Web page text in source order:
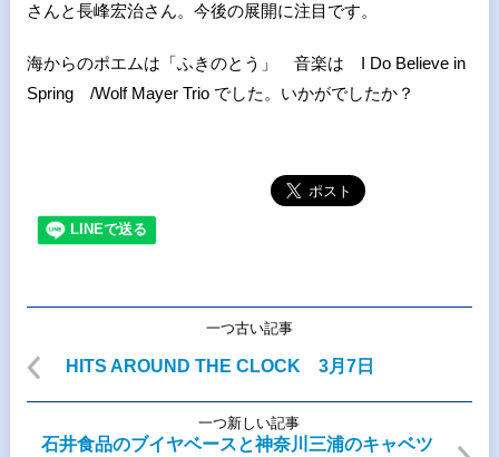
さんと長峰宏治さん。今後の展開に注目です。
海からのポエムは「ふきのとう」 音楽は I Do Believe in
Spring /Wolf Mayer Trio でした。いかがでしたか？
一つ古い記事
HITS AROUND THE CLOCK 3月7日
一つ新しい記事
石井食品のブイヤベースと神奈川三浦のキャベツ